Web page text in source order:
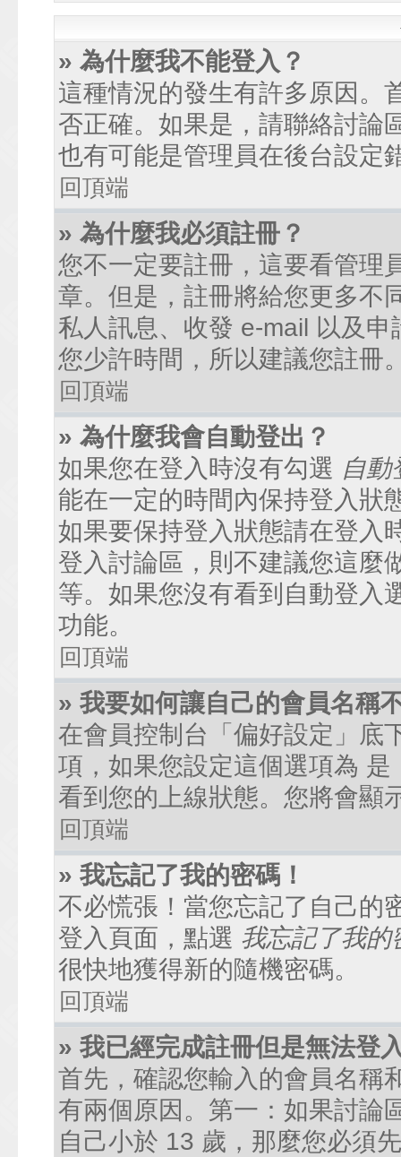
» 為什麼我不能登入？
這種情況的發生有許多原因。
否正確。如果是，請聯絡討論
也有可能是管理員在後台設定
回頂端
» 為什麼我必須註冊？
您不一定要註冊，這要看管理
章。但是，註冊將給您更多不
私人訊息、收發 e-mail 以及
您少許時間，所以建議您註冊
回頂端
» 為什麼我會自動登出？
如果您在登入時沒有勾選 自動
能在一定的時間內保持登入狀
如果要保持登入狀態請在登入
登入討論區，則不建議您這麼
等。如果您沒有看到自動登入
功能。
回頂端
» 我要如何讓自己的會員名稱
在會員控制台「偏好設定」底
項，如果您設定這個選項為 是
看到您的上線狀態。您將會顯
回頂端
» 我忘記了我的密碼！
不必慌張！當您忘記了自己的
登入頁面，點選 我忘記了我的
很快地獲得新的隨機密碼。
回頂端
» 我已經完成註冊但是無法登
首先，確認您輸入的會員名稱
有兩個原因。第一：如果討論
自己小於 13 歲，那麼您必須